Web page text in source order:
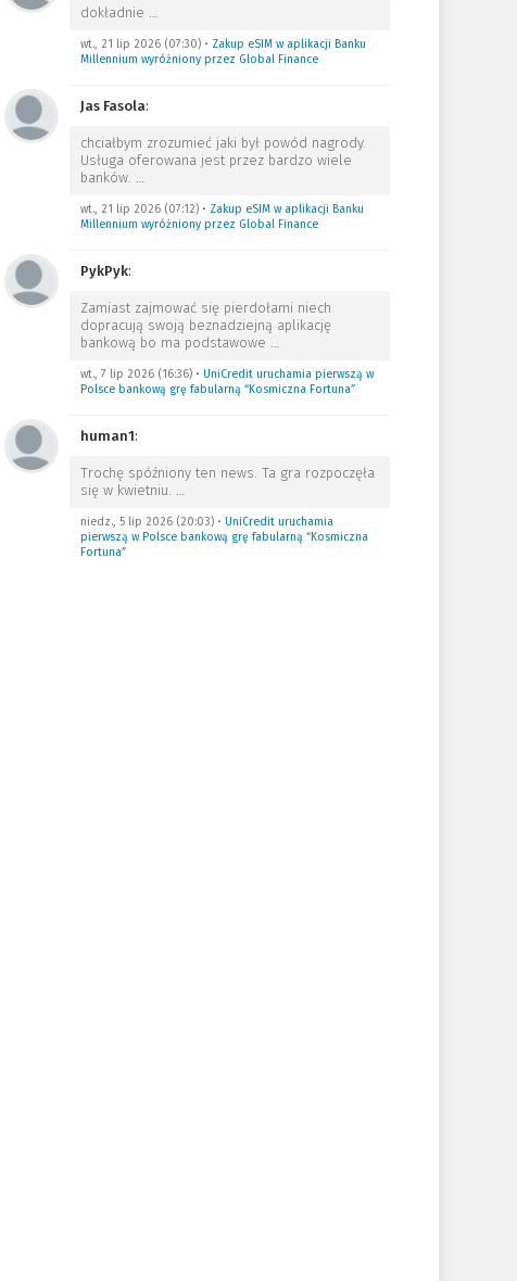
dokładnie …
wt., 21 lip 2026 (07:30)• Zakup eSIM w aplikacji Banku
Millennium wyróżniony przez Global Finance
Jas Fasola:
chciałbym zrozumieć jaki był powód nagrody.
Usługa oferowana jest przez bardzo wiele
banków. …
wt., 21 lip 2026 (07:12)• Zakup eSIM w aplikacji Banku
Millennium wyróżniony przez Global Finance
PykPyk:
Zamiast zajmować się pierdołami niech
dopracują swoją beznadziejną aplikację
bankową bo ma podstawowe …
wt., 7 lip 2026 (16:36)• UniCredit uruchamia pierwszą w
Polsce bankową grę fabularną “Kosmiczna Fortuna”
human1:
Trochę spóźniony ten news. Ta gra rozpoczęła
się w kwietniu. …
niedz., 5 lip 2026 (20:03)• UniCredit uruchamia
pierwszą w Polsce bankową grę fabularną “Kosmiczna
Fortuna”